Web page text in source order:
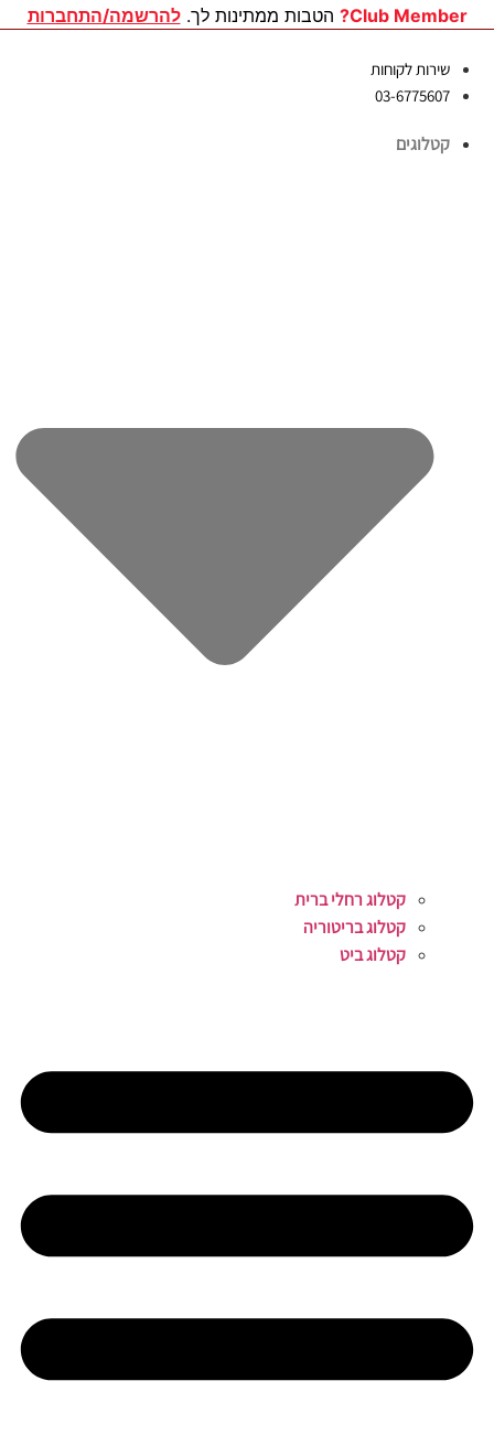
Club Member? הטבות ממתינות לך.להרשמה/התחברות
שירות לקוחות
03-6775607
קטלוגים
קטלוג רחלי ברית
קטלוג בריטוריה
קטלוג ביט